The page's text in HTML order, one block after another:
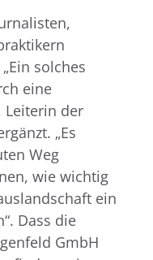
solches
eine
Leiterin der
„Es
Weg
wie wichtig
ein
Dass die
GmbH